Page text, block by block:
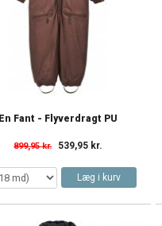
En Fant - Flyverdragt PU
899,95 kr. 539,95 kr.
Læg i kurv